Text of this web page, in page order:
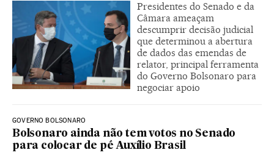
Presidentes do Senado e da
Câmara ameaçam
descumprir decisão judicial
que determinou a abertura
de dados das emendas de
relator, principal ferramenta
do Governo Bolsonaro para
negociar apoio
GOVERNO BOLSONARO
Bolsonaro ainda não tem votos no Senado
para colocar de pé Auxílio Brasil